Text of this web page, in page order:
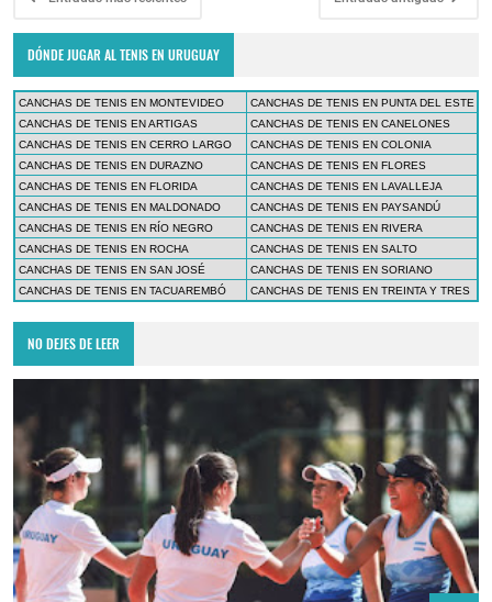
DÓNDE JUGAR AL TENIS EN URUGUAY
CANCHAS DE TENIS EN MONTEVIDEO
CANCHAS DE TENIS EN PUNTA DEL ESTE
CANCHAS DE TENIS EN ARTIGAS
CANCHAS DE TENIS EN CANELONES
CANCHAS DE TENIS EN CERRO LARGO
CANCHAS DE TENIS EN COLONIA
CANCHAS DE TENIS EN DURAZNO
CANCHAS DE TENIS EN FLORES
CANCHAS DE TENIS EN FLORIDA
CANCHAS DE TENIS EN LAVALLEJA
CANCHAS DE TENIS EN MALDONADO
CANCHAS DE TENIS EN PAYSANDÚ
CANCHAS DE TENIS EN RÍO NEGRO
CANCHAS DE TENIS EN RIVERA
CANCHAS DE TENIS EN ROCHA
CANCHAS DE TENIS EN SALTO
CANCHAS DE TENIS EN SAN JOSÉ
CANCHAS DE TENIS EN SORIANO
CANCHAS DE TENIS EN TACUAREMBÓ
CANCHAS DE TENIS EN TREINTA Y TRES
NO DEJES DE LEER